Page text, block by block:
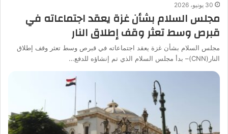
30 يونيو، 2026
مجلس السلام بشأن غزة يعقد اجتماعاته في
قبرص وسط تعثر وقف إطلاق النار
مجلس السلام بشأن غزة يعقد اجتماعاته في قبرص وسط تعثر وقف إطلاق
النار(CNN)– بدأ مجلس السلام الذي تم إنشاؤه للدفع…